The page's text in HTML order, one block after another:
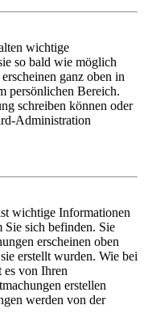
wichtige
so bald wie möglich
ganz oben in
persönlichen Bereich.
schreiben können oder
Administration
wichtige Informationen
Sie sich befinden. Sie
erscheinen oben
erstellt wurden. Wie bei
es von Ihren
erstellen
werden von der